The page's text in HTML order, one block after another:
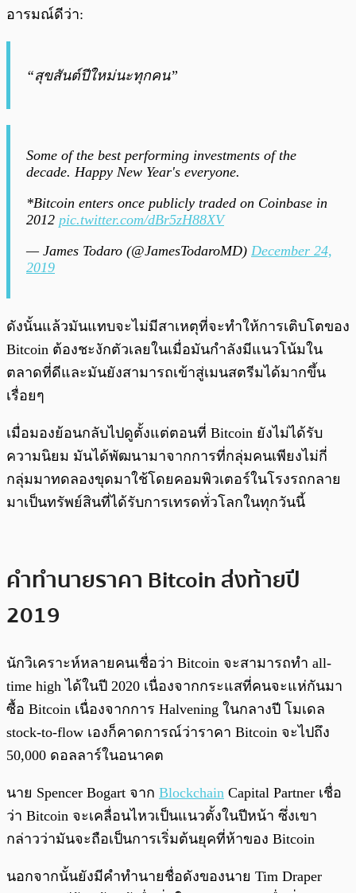
อารมณ์ดีว่า:
“สุขสันต์ปีใหม่นะทุกคน”
Some of the best performing investments of the
decade. Happy New Year's everyone.
*Bitcoin enters once publicly traded on Coinbase in
2012 pic.twitter.com/dBr5zH88XV
— James Todaro (@JamesTodaroMD) December 24,
2019
ดังนั้นแล้วมันแทบจะไม่มีสาเหตุที่จะทำให้การเติบโตของ
Bitcoin ต้องชะงักตัวเลยในเมื่อมันกำลังมีแนวโน้มใน
ตลาดที่ดีและมันยังสามารถเข้าสู่เมนสตรีมได้มากขึ้น
เรื่อยๆ
เมื่อมองย้อนกลับไปดูตั้งแต่ตอนที่ Bitcoin ยังไม่ได้รับ
ความนิยม มันได้พัฒนามาจากการที่กลุ่มคนเพียงไม่กี่
กลุ่มมาทดลองขุดมาใช้โดยคอมพิวเตอร์ในโรงรถกลาย
มาเป็นทรัพย์สินที่ได้รับการเทรดทั่วโลกในทุกวันนี้
คำทำนายราคา Bitcoin ส่งท้ายปี
2019
นักวิเคราะห์หลายคนเชื่อว่า Bitcoin จะสามารถทำ all-
time high ได้ในปี 2020 เนื่องจากกระแสที่คนจะแห่กันมา
ซื้อ Bitcoin เนื่องจากการ Halvening ในกลางปี โมเดล
stock-to-flow เองก็คาดการณ์ว่าราคา Bitcoin จะไปถึง
50,000 ดอลลาร์ในอนาคต
นาย Spencer Bogart จาก Blockchain Capital Partner เชื่อ
ว่า Bitcoin จะเคลื่อนไหวเป็นแนวตั้งในปีหน้า ซึ่งเขา
กล่าวว่ามันจะถือเป็นการเริ่มต้นยุคที่ห้าของ Bitcoin
นอกจากนั้นยังมีคำทำนายชื่อดังของนาย Tim Draper